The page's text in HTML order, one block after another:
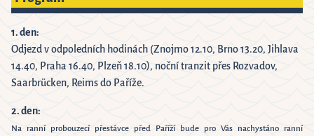
6
Close
1. den:
Odjezd v odpoledních hodinách (Znojmo 12.10, Brno 13.20, Jihlava
14.40, Praha 16.40, Plzeň 18.10), noční tranzit přes Rozvadov,
Saarbrücken, Reims do Paříže.
2. den:
Na ranní probouzecí přestávce před Paříží bude pro Vás nachystáno ranní